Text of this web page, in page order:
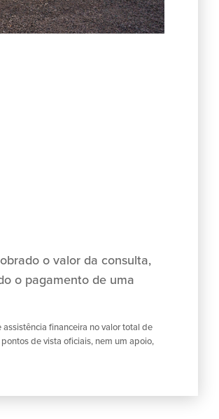
o valor da consulta,
o pagamento de uma
financeira no valor total de
de vista oficiais, nem um apoio,